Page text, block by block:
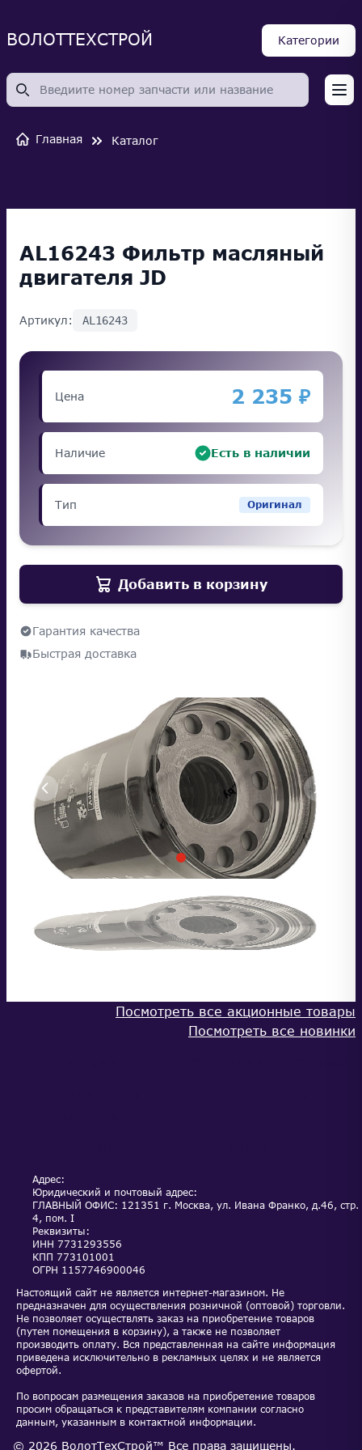
ВОЛОТТЕХСТРОЙ Категории
Главная Каталог
AL16243 Фильтр масляный
двигателя JD
Артикул: AL16243
Цена 2 235 ₽
Наличие Есть в наличии
Тип Оригинал
Добавить в корзину
Гарантия качества
Быстрая доставка
Посмотреть все акционные товары
Посмотреть все новинки
Адрес:
Юридический и почтовый адрес:
ГЛАВНЫЙ ОФИС: 121351 г. Москва, ул. Ивана Франко, д.46, стр.
4, пом. I
Реквизиты:
ИНН 7731293556
КПП 773101001
ОГРН 1157746900046
Настоящий сайт не является интернет-магазином. Не
предназначен для осуществления розничной (оптовой) торговли.
Не позволяет осуществлять заказ на приобретение товаров
(путем помещения в корзину), а также не позволяет
производить оплату. Вся представленная на сайте информация
приведена исключительно в рекламных целях и не является
офертой.
По вопросам размещения заказов на приобретение товаров
просим обращаться к представителям компании согласно
данным, указанным в контактной информации.
© 2026 ВолотТехСтрой™ Все права защищены.